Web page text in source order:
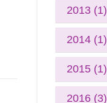
2013 (1)
2014 (1)
2015 (1)
2016 (3)